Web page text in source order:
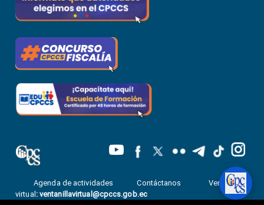
Agenda de actividades Contáctanos
Ventanilla
virtual : ventanillavirtual@cpccs.gob.ec